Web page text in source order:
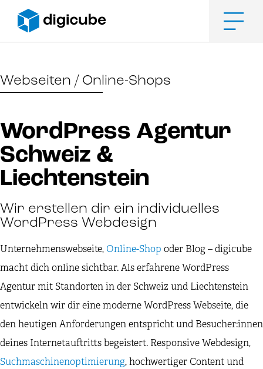
Inhalt
Webseiten / Online-Shops
WordPress Agentur
Schweiz &
Liechtenstein
Wir erstellen dir ein individuelles
WordPress Webdesign
Unternehmenswebseite, Online-Shop oder Blog – digicube
macht dich online sichtbar. Als erfahrene WordPress
Agentur mit Standorten in der Schweiz und Liechtenstein
entwickeln wir dir eine moderne WordPress Webseite, die
den heutigen Anforderungen entspricht und Besucher:innen
deines Internetauftritts begeistert. Responsive Webdesign,
Suchmaschinenoptimierung, hochwertiger Content und